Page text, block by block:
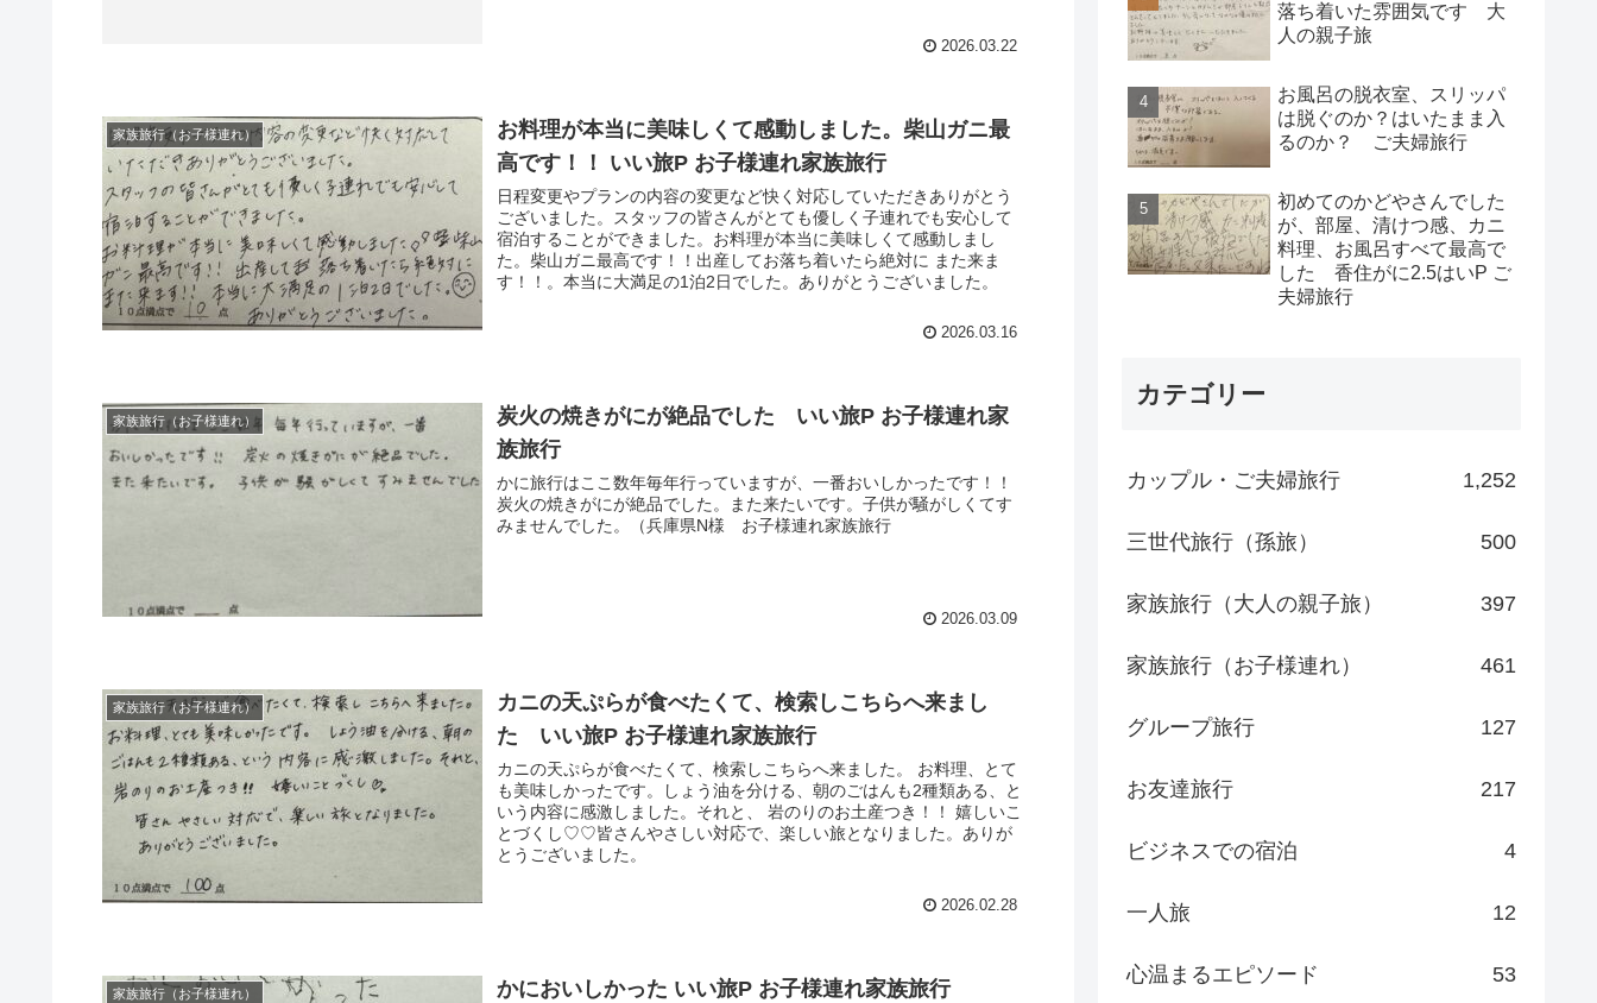
2026.03.22
家族旅行（お子様連れ）
お料理が本当に美味しくて感動しました。柴山ガニ最
高です！！ いい旅P お子様連れ家族旅行
日程変更やプランの内容の変更など快く対応していただきありがとう
ございました。スタッフの皆さんがとても優しく子連れでも安心して
宿泊することができました。お料理が本当に美味しくて感動しまし
た。柴山ガニ最高です！！出産してお落ち着いたら絶対に また来ま
す！！。本当に大満足の1泊2日でした。ありがとうございました。
2026.03.16
家族旅行（お子様連れ）
炭火の焼きがにが絶品でした いい旅P お子様連れ家
族旅行
かに旅行はここ数年毎年行っていますが、一番おいしかったです！！
炭火の焼きがにが絶品でした。また来たいです。子供が騒がしくてす
みませんでした。（兵庫県N様 お子様連れ家族旅行
2026.03.09
家族旅行（お子様連れ）
カニの天ぷらが食べたくて、検索しこちらへ来まし
た いい旅P お子様連れ家族旅行
カニの天ぷらが食べたくて、検索しこちらへ来ました。 お料理、とて
も美味しかったです。しょう油を分ける、朝のごはんも2種類ある、と
いう内容に感激しました。それと、 岩のりのお土産つき！！ 嬉しいこ
とづくし♡♡皆さんやさしい対応で、楽しい旅となりました。ありが
とうございました。
2026.02.28
家族旅行（お子様連れ） かにおいしかった いい旅P お子様連れ家族旅行
落ち着いた雰囲気です 大
人の親子旅
お風呂の脱衣室、スリッパ
は脱ぐのか？はいたまま入
るのか？ ご夫婦旅行
初めてのかどやさんでした
が、部屋、清けつ感、カニ
料理、お風呂すべて最高で
した 香住がに2.5はいP ご
夫婦旅行
カテゴリー
カップル・ご夫婦旅行 1,252
三世代旅行（孫旅） 500
家族旅行（大人の親子旅） 397
家族旅行（お子様連れ） 461
グループ旅行 127
お友達旅行 217
ビジネスでの宿泊 4
一人旅 12
心温まるエピソード 53